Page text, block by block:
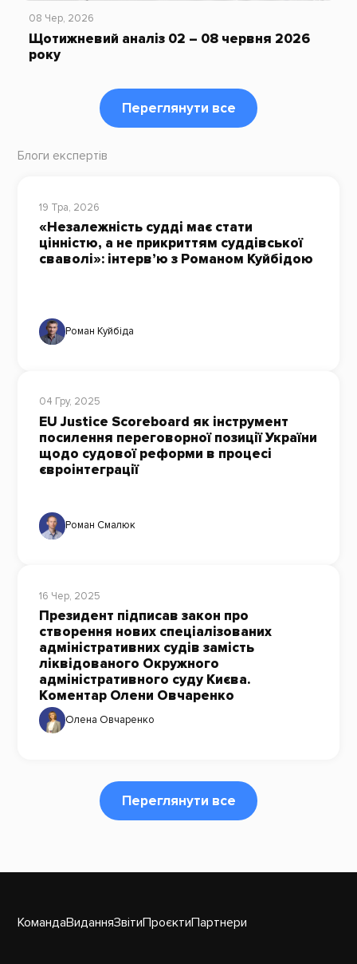
08 Чер, 2026
Щотижневий аналіз 02 – 08 червня 2026
року
Переглянути все
Блоги експертів
19 Тра, 2026
«Незалежність судді має стати
цінністю, а не прикриттям суддівської
сваволі»: інтерв’ю з Романом Куйбідою
Роман Куйбіда
04 Гру, 2025
EU Justice Scoreboard як інструмент
посилення переговорної позиції України
щодо судової реформи в процесі
євроінтеграції
Роман Смалюк
16 Чер, 2025
Президент підписав закон про
створення нових спеціалізованих
адміністративних судів замість
ліквідованого Окружного
адміністративного суду Києва.
Коментар Олени Овчаренко
Олена Овчаренко
Переглянути все
КомандаВиданняЗвітиПроєктиПартнери